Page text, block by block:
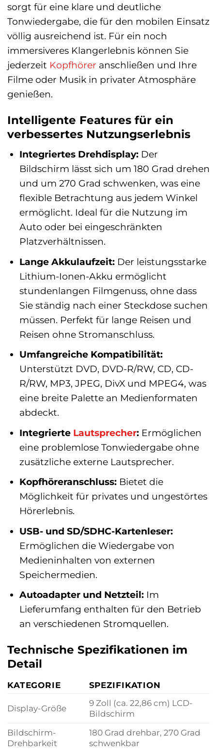
sorgt für eine klare und deutliche
Tonwiedergabe, die für den mobilen Einsatz
völlig ausreichend ist. Für ein noch
immersiveres Klangerlebnis können Sie
jederzeit Kopfhörer anschließen und Ihre
Filme oder Musik in privater Atmosphäre
genießen.
Intelligente Features für ein
verbessertes Nutzungserlebnis
Integriertes Drehdisplay:Der
Bildschirm lässt sich um 180 Grad drehen
und um 270 Grad schwenken, was eine
flexible Betrachtung aus jedem Winkel
ermöglicht. Ideal für die Nutzung im
Auto oder bei eingeschränkten
Platzverhältnissen.
Lange Akkulaufzeit:Der leistungsstarke
Lithium-Ionen-Akku ermöglicht
stundenlangen Filmgenuss, ohne dass
Sie ständig nach einer Steckdose suchen
müssen. Perfekt für lange Reisen und
Reisen ohne Stromanschluss.
Umfangreiche Kompatibilität:
Unterstützt DVD, DVD-R/RW, CD, CD-
R/RW, MP3, JPEG, DivX und MPEG4, was
eine breite Palette an Medienformaten
abdeckt.
Integrierte Lautsprecher:Ermöglichen
eine problemlose Tonwiedergabe ohne
zusätzliche externe Lautsprecher.
Kopfhöreranschluss:Bietet die
Möglichkeit für privates und ungestörtes
Hörerlebnis.
USB- und SD/SDHC-Kartenleser:
Ermöglichen die Wiedergabe von
Medieninhalten von externen
Speichermedien.
Autoadapter und Netzteil:Im
Lieferumfang enthalten für den Betrieb
an verschiedenen Stromquellen.
Technische Spezifikationen im
Detail
KATEGORIE SPEZIFIKATION
Display-Größe
9 Zoll (ca. 22,86 cm) LCD-
Bildschirm
Bildschirm-
Drehbarkeit
180 Grad drehbar, 270 Grad
schwenkbar